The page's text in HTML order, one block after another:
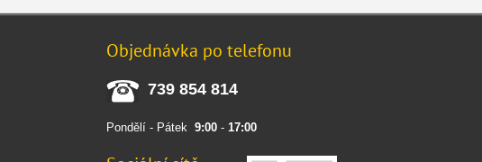
Objednávka po telefonu
739 854 814
Pondělí - Pátek9:00 -17:00